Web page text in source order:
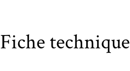
Fiche technique